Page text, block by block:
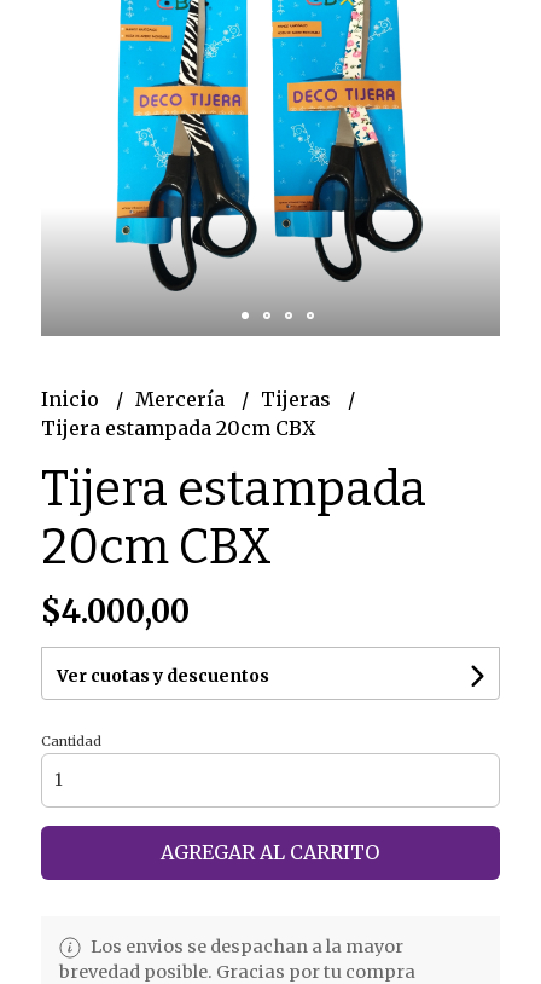
Inicio Mercería
Tijeras
Tijera estampada 20cm CBX
Tijera estampada
20cm CBX
$4.000,00
Ver cuotas y descuentos
Cantidad
AGREGAR AL CARRITO
Los envios se despachan a la mayor
brevedad posible. Gracias por tu compra